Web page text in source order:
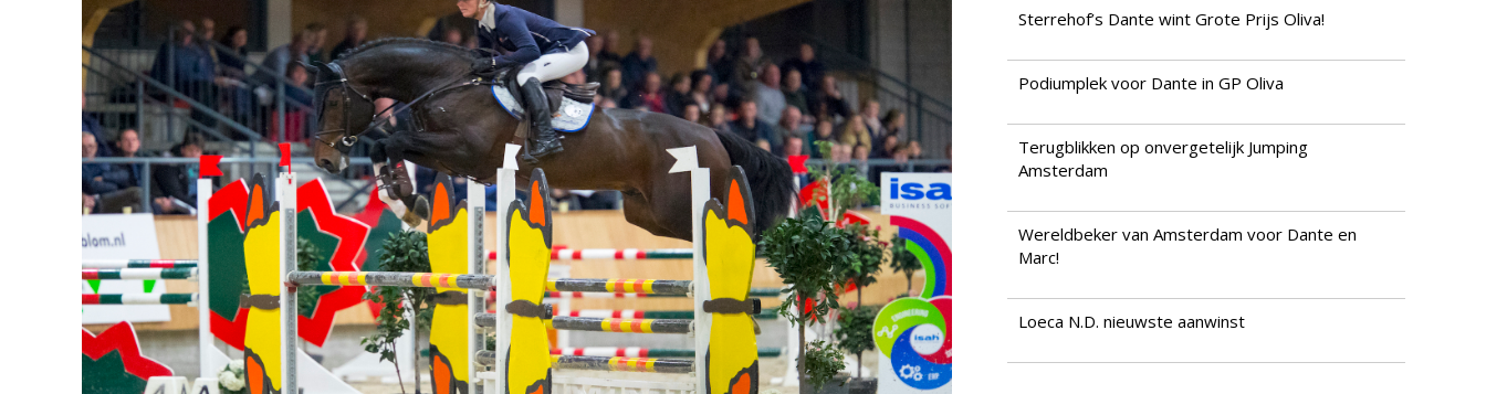
Sterrehof’s Dante wint Grote Prijs Oliva!
Podiumplek voor Dante in GP Oliva
Terugblikken op onvergetelijk Jumping
Amsterdam
Wereldbeker van Amsterdam voor Dante en
Marc!
Loeca N.D. nieuwste aanwinst